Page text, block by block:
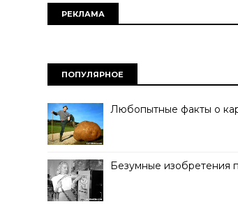
РЕКЛАМА
ПОПУЛЯРНОЕ
Любопытные факты о
Безумные изобретения